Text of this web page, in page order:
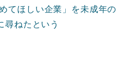
てほしい企業」を未成年の
尋ねたという